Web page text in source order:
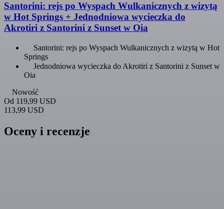
Santorini: rejs po Wyspach Wulkanicznych z wizytą
w Hot Springs + Jednodniowa wycieczka do
Akrotiri z Santorini z Sunset w Oia
Santorini: rejs po Wyspach Wulkanicznych z wizytą w Hot
Springs
Jednodniowa wycieczka do Akrotiri z Santorini z Sunset w
Oia
Nowość
Od 119,99 USD
113,99 USD
Oceny i recenzje